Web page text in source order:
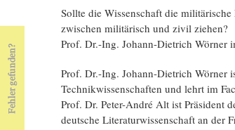
Sollte die Wissenschaft die
zwischen militärisch und zivil ziehen?
Prof. Dr.-Ing. Johann-Dietrich Wörner
Prof. Dr.-Ing. Johann-Dietrich Wörner
Technikwissenschaften und lehrt im
Prof. Dr. Peter-André Alt ist Präsident
deutsche Literaturwissenschaft an der
« Prev Page
Next Page »